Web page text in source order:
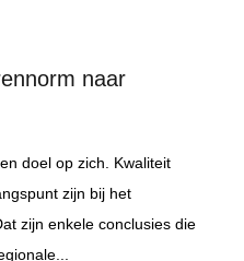
naar
doel op zich. Kwaliteit
zijn bij het
zijn enkele conclusies die